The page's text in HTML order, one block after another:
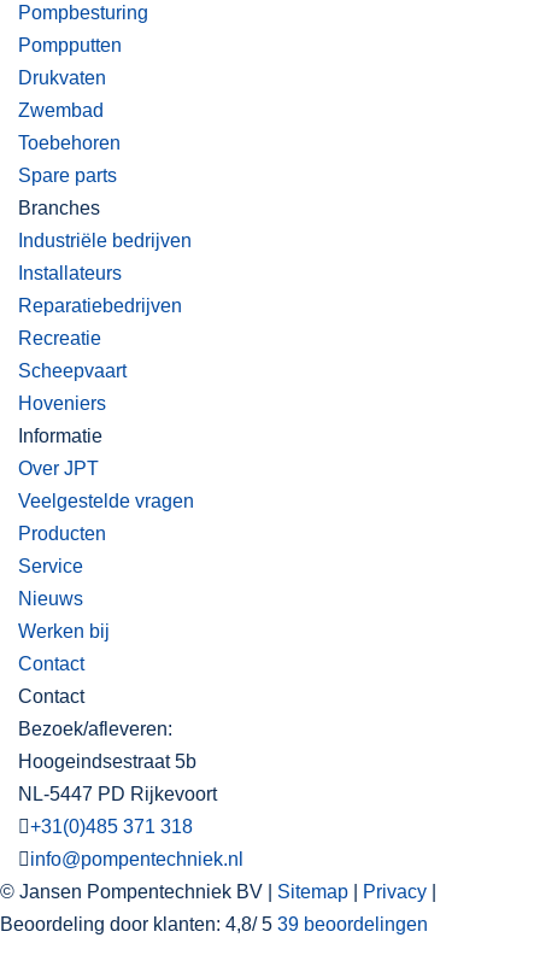
Pompbesturing
Pompputten
Drukvaten
Zwembad
Toebehoren
Spare parts
Branches
Industriële bedrijven
Installateurs
Reparatiebedrijven
Recreatie
Scheepvaart
Hoveniers
Informatie
Over JPT
Veelgestelde vragen
Producten
Service
Nieuws
Werken bij
Contact
Contact
Bezoek/afleveren:
Hoogeindsestraat 5b
NL-5447 PD Rijkevoort
+31(0)485 371 318
info@pompentechniek.nl
© Jansen Pompentechniek BV | Sitemap Privacy
Beoordeling door klanten: 4,8/5 39 beoordelingen